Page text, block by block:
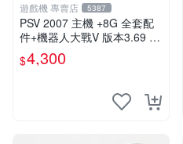
遊戲機 專賣店 5387
PSV 2007 主機 +8G 全套配
件+機器人大戰V 版本3.69 P
$4,300